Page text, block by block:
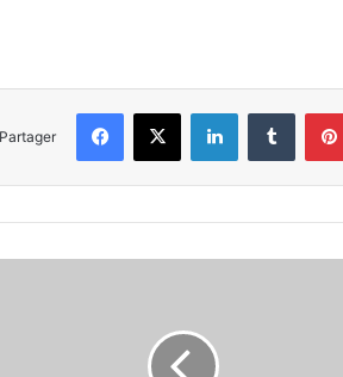
Partager
Facebook
X LinkedinTumblr